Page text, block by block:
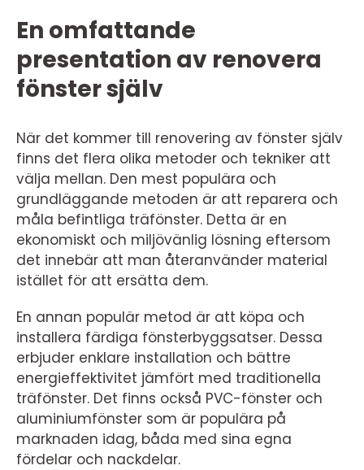
En omfattande
presentation av renovera
fönster själv
När det kommer till renovering av fönster själv
finns det flera olika metoder och tekniker att
välja mellan. Den mest populära och
grundläggande metoden är att reparera och
måla befintliga träfönster. Detta är en
ekonomiskt och miljövänlig lösning eftersom
det innebär att man återanvänder material
istället för att ersätta dem.
En annan populär metod är att köpa och
installera färdiga fönsterbyggsatser. Dessa
erbjuder enklare installation och bättre
energieffektivitet jämfört med traditionella
träfönster. Det finns också PVC-fönster och
aluminiumfönster som är populära på
marknaden idag, båda med sina egna
fördelar och nackdelar.